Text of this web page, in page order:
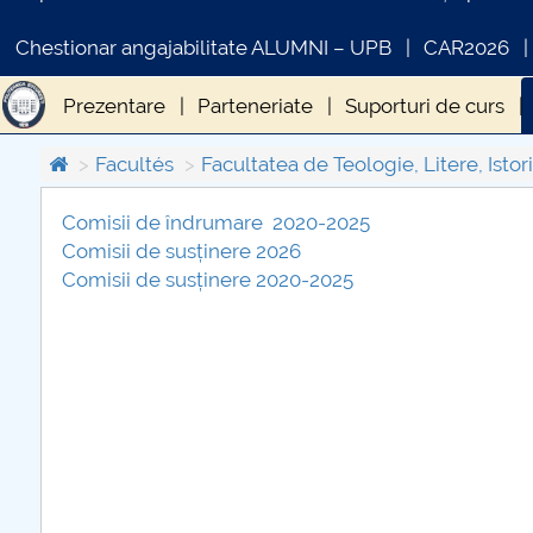
Chestionar angajabilitate ALUMNI – UPB CAR2026
Prezentare Parteneriate Suporturi de curs
Contracte studii Ghiduri doctoranzi Etică și
Fișe de disciplină
Facultés
Facultatea de Teologie, Litere,
Comisii de îndrumare 2020-2025
Comisii de susținere 2026
Comisii de susținere 2020-2025COMUNICAT DE PRESA